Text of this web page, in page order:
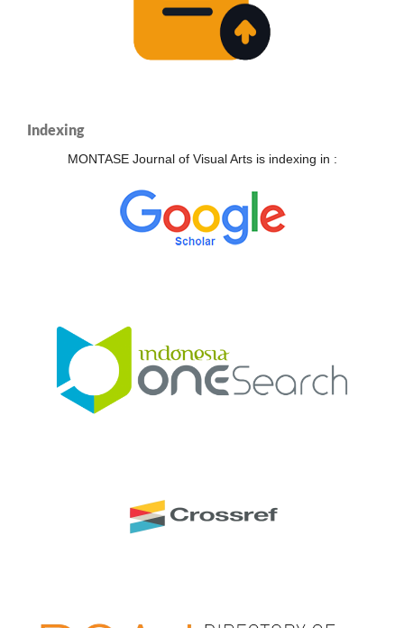
Indexing
MONTASE Journal of Visual Arts is indexing in :